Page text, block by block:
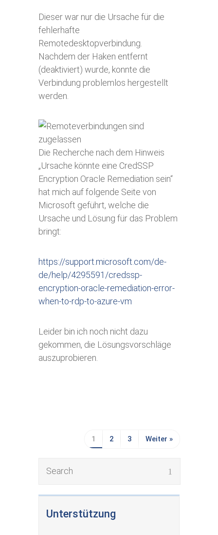
Dieser war nur die Ursache für die
fehlerhafte
Remotedesktopverbindung.
Nachdem der Haken entfernt
(deaktiviert) wurde, konnte die
Verbindung problemlos hergestellt
werden.
Die Recherche nach dem Hinweis
„Ursache könnte eine CredSSP
Encryption Oracle Remediation sein“
hat mich auf folgende Seite von
Microsoft geführt, welche die
Ursache und Lösung für das Problem
bringt:
https://support.microsoft.com/de-
de/help/4295591/credssp-
encryption-oracle-remediation-error-
when-to-rdp-to-azure-vm
Leider bin ich noch nicht dazu
gekommen, die Lösungsvorschläge
auszuprobieren.
1 2 3 Weiter »
Unterstützung